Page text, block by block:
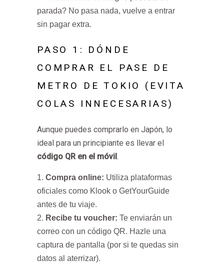
parada? No pasa nada, vuelve a entrar
sin pagar extra.
PASO 1: DÓNDE
COMPRAR EL PASE DE
METRO DE TOKIO (EVITA
COLAS INNECESARIAS)
Aunque puedes comprarlo en Japón, lo
ideal para un principiante es llevar el
código QR en el móvil.
Compra online: Utiliza plataformas
oficiales como Klook o GetYourGuide
antes de tu viaje.
Recibe tu voucher: Te enviarán un
correo con un código QR. Hazle una
captura de pantalla (por si te quedas sin
datos al aterrizar).